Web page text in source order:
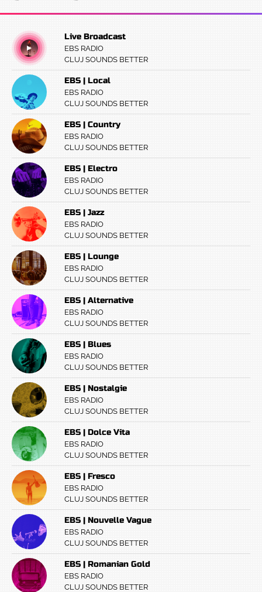
Live Broadcast
EBS RADIO
CLUJ SOUNDS BETTER
EBS | Local
EBS RADIO
CLUJ SOUNDS BETTER
EBS | Country
EBS RADIO
CLUJ SOUNDS BETTER
EBS | Electro
EBS RADIO
CLUJ SOUNDS BETTER
EBS | Jazz
EBS RADIO
CLUJ SOUNDS BETTER
EBS | Lounge
EBS RADIO
CLUJ SOUNDS BETTER
EBS | Alternative
EBS RADIO
CLUJ SOUNDS BETTER
EBS | Blues
EBS RADIO
CLUJ SOUNDS BETTER
EBS | Nostalgie
EBS RADIO
CLUJ SOUNDS BETTER
EBS | Dolce Vita
EBS RADIO
CLUJ SOUNDS BETTER
EBS | Fresco
EBS RADIO
CLUJ SOUNDS BETTER
EBS | Nouvelle Vague
EBS RADIO
CLUJ SOUNDS BETTER
EBS | Romanian Gold
EBS RADIO
CLUJ SOUNDS BETTER